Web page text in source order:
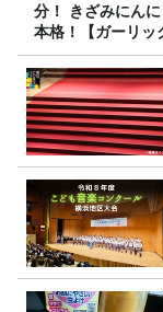
分！ きざみにんに
本格！【ガーリッ
プ】 桃屋のかん